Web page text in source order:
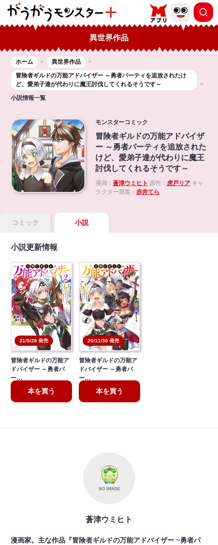
異世界作品
ホーム
異世界作品
冒険者ギルドの万能アドバイザー ～勇者パーティを追放されたけ
ど、愛弟子達が代わりに魔王討伐してくれるそうです～
小説情報一覧
モンスターコミック
冒険者ギルドの万能アドバイザ
ー ～勇者パーティを追放された
けど、愛弟子達が代わりに魔王
討伐してくれるそうです～
漫画： 蒼津ウミヒト 原作： 虎戸リアキャ
ラクター原案： 赤井てら
コミック 小説
小説更新情報
21/5/28 発売
冒険者ギルドの万能ア
ドバイザー ～勇者パ
ー…
本を買う
20/11/30 発売
冒険者ギルドの万能ア
ドバイザー ～勇者パ
ー…
本を買う
蒼津ウミヒト
漫画家。主な作品『冒険者ギルドの万能アドバイザー ~勇者パ